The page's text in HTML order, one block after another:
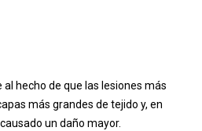
hecho de que las lesiones más
más grandes de tejido y, en
un daño mayor.